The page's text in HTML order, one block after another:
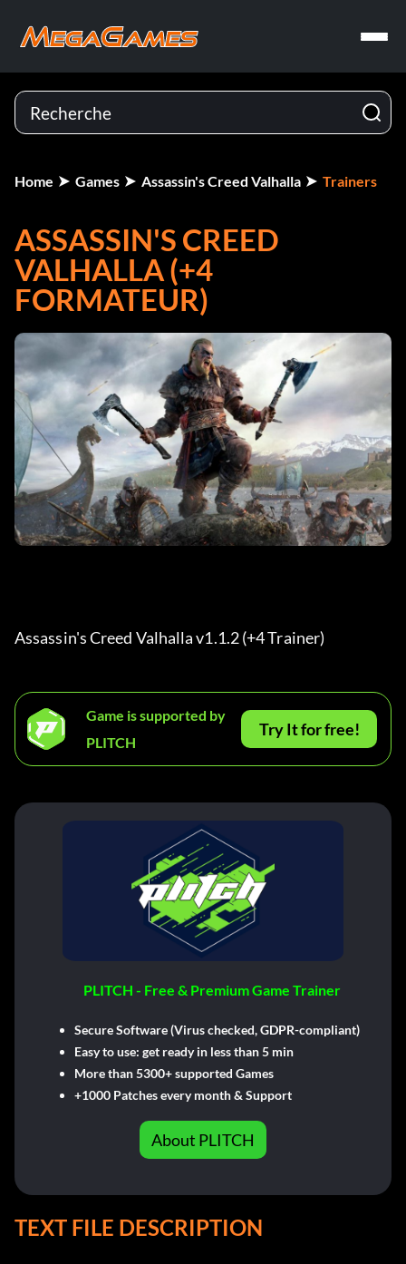
Home Games Assassin's Creed Valhalla Trainers
ASSASSIN'S CREED
VALHALLA (+4
FORMATEUR)
Assassin's Creed Valhalla v1.1.2 (+4 Trainer)
Game is supported by
PLITCH
Try It for free!
PLITCH - Free & Premium Game Trainer
Secure Software (Virus checked, GDPR-compliant)
Easy to use: get ready in less than 5 min
More than 5300+ supported Games
+1000 Patches every month & Support
About PLITCH
TEXT FILE DESCRIPTION